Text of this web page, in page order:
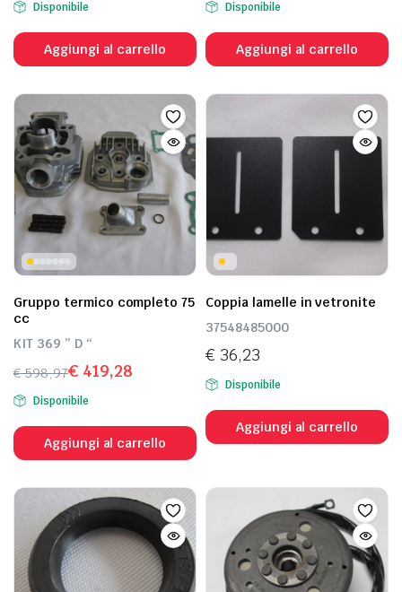
Disponibile
Aggiungi al carrello
Disponibile
Aggiungi al carrello
Gruppo termico completo 75
cc
KIT 369 ” D “
€598,97
Il
prezzo
originale
era:
€419,28
Il
prezzo
attuale
è:
Disponibile
Aggiungi al carrello
Coppia lamelle in vetronite
37548485000
€ 36,23
Disponibile
Aggiungi al carrello